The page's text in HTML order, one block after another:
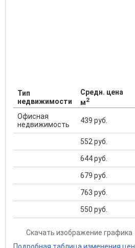
Тип
недвижимости
Средн. цена
м2
Офисная
недвижимость
439 руб.
552 руб.
644 руб.
679 руб.
763 руб.
550 руб.
Скачать изображение графика